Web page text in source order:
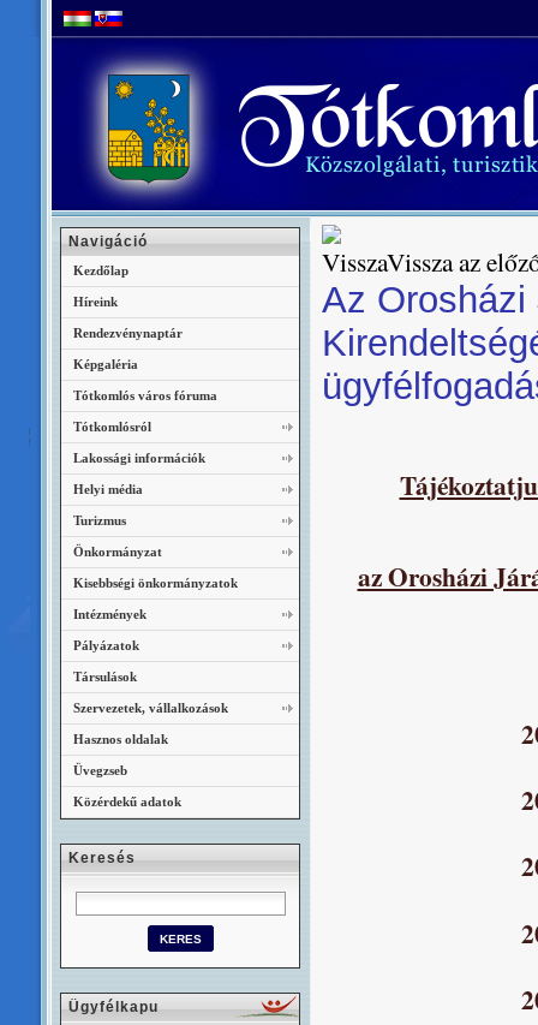
Vissza az
Az
az Orosházi
Navigáció
Kezdőlap
Híreink
Rendezvénynaptár
Képgaléria
Tótkomlós város fóruma
Tótkomlósról
Lakossági információk
Helyi média
Turizmus
Önkormányzat
Kisebbségi önkormányzatok
Intézmények
Pályázatok
Társulások
Szervezetek, vállalkozások
Hasznos oldalak
Üvegzseb
Közérdekű adatok
Keresés
Ügyfélkapu